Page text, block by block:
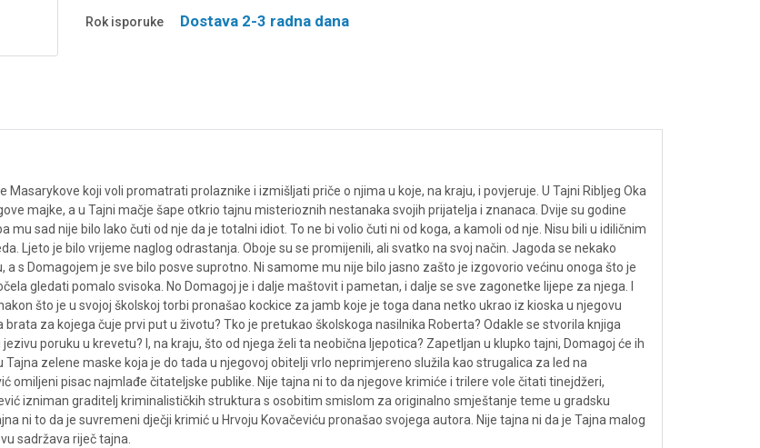
Rok isporuke Dostava 2-3 radna dana
koji voli promatrati prolaznike i izmišljati priče o njima u koje, na kraju, i povjeruje. U Tajni Ribljeg Oka
majke, a u Tajni mačje šape otkrio tajnu misterioznih nestanaka svojih prijatelja i znanaca. Dvije su godine
sad nije bilo lako čuti od nje da je totalni idiot. To ne bi volio čuti ni od koga, a kamoli od nje. Nisu bili u idiličnim
Ljeto je bilo vrijeme naglog odrastanja. Oboje su se promijenili, ali svatko na svoj način. Jagoda se nekako
s Domagojem je sve bilo posve suprotno. Ni samome mu nije bilo jasno zašto je izgovorio većinu onoga što je
gledati pomalo svisoka. No Domagoj je i dalje maštovit i pametan, i dalje se sve zagonetke lijepe za njega. I
što je u svojoj školskoj torbi pronašao kockice za jamb koje je toga dana netko ukrao iz kioska u njegovu
za kojega čuje prvi put u životu? Tko je pretukao školskoga nasilnika Roberta? Odakle se stvorila knjiga
poruku u krevetu? I, na kraju, što od njega želi ta neobična ljepotica? Zapetljan u klupko tajni, Domagoj će ih
zelene maske koja je do tada u njegovoj obitelji vrlo neprimjereno služila kao strugalica za led na
omiljeni pisac najmlađe čitateljske publike. Nije tajna ni to da njegove krimiće i trilere vole čitati tinejdžeri,
izniman graditelj kriminalističkih struktura s osobitim smislom za originalno smještanje teme u gradsku
ni to da je suvremeni dječji krimić u Hrvoju Kovačeviću pronašao svojega autora. Nije tajna ni da je Tajna malog
sadržava riječ tajna.